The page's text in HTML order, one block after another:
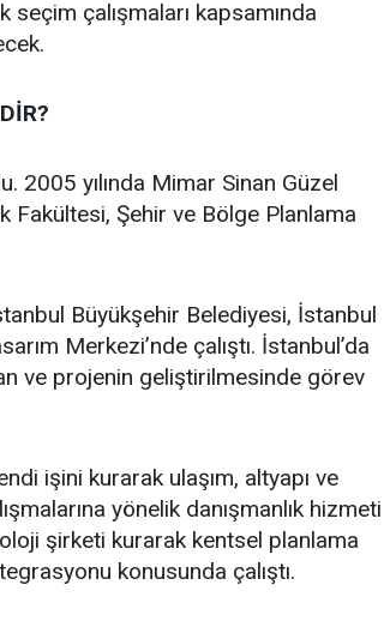
çalışmaları kapsamında
2005 yılında Mimar Sinan Güzel
Fakültesi, Şehir ve Bölge Planlama
Büyükşehir Belediyesi, İstanbul
Merkezi’nde çalıştı. İstanbul’da
ve projenin geliştirilmesinde görev
işini kurarak ulaşım, altyapı ve
yönelik danışmanlık hizmeti
şirketi kurarak kentsel planlama
konusunda çalıştı.